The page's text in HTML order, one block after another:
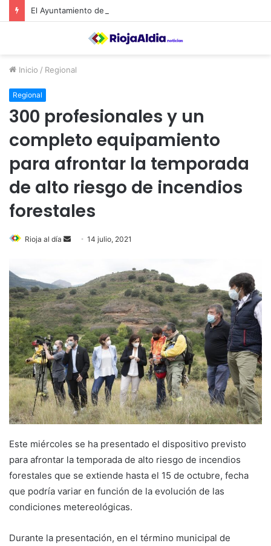
Inicio / Regional
Regional
300 profesionales y un
completo equipamiento
para afrontar la temporada
de alto riesgo de incendios
forestales
Rioja al día
d
a
n
e
m
a
14 julio, 2021
Este miércoles se ha presentado el dispositivo previsto
para afrontar la temporada de alto riesgo de incendios
forestales que se extiende hasta el 15 de octubre, fecha
que podría variar en función de la evolución de las
condiciones metereológicas.
Durante la presentación, en el término municipal de